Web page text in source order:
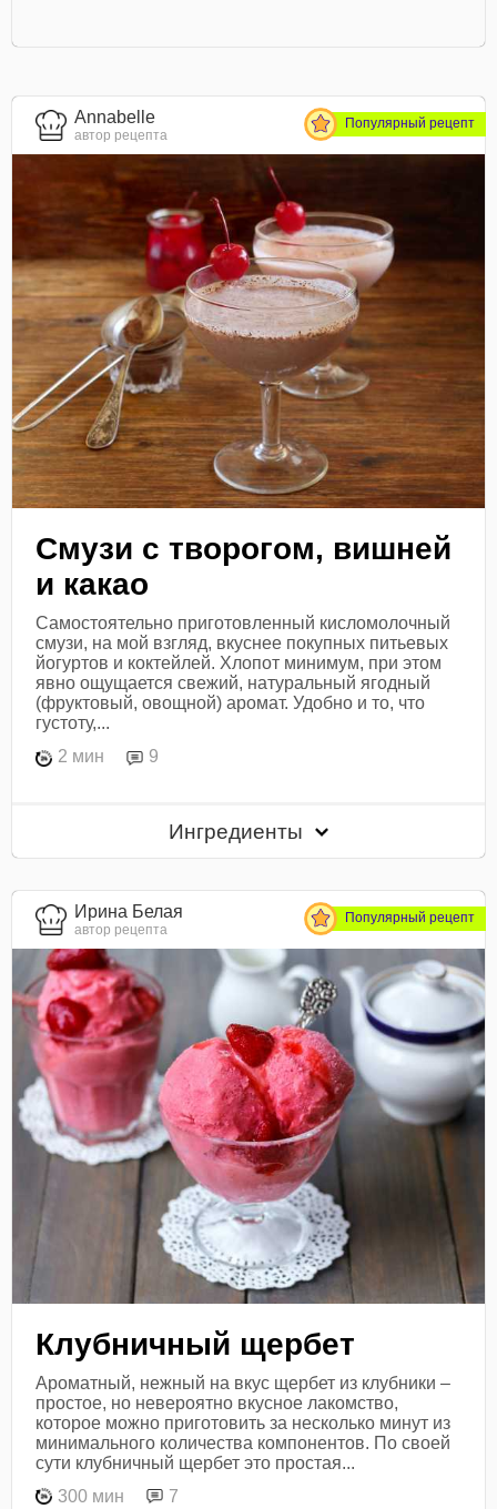
Annabelle
автор рецепта
Популярный рецепт
Смузи с творогом, вишней
и какао
Самостоятельно приготовленный кисломолочный
смузи, на мой взгляд, вкуснее покупных питьевых
йогуртов и коктейлей. Хлопот минимум, при этом
явно ощущается свежий, натуральный ягодный
(фруктовый, овощной) аромат. Удобно и то, что
густоту,...
2 мин
9
Ингредиенты
Ирина Белая
автор рецепта
Популярный рецепт
Клубничный щербет
Ароматный, нежный на вкус щербет из клубники –
простое, но невероятно вкусное лакомство,
которое можно приготовить за несколько минут из
минимального количества компонентов. По своей
сути клубничный щербет это простая...
300 мин
7